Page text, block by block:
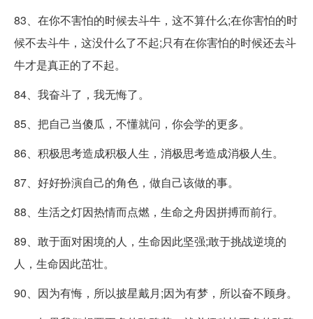
83、在你不害怕的时候去斗牛，这不算什么;在你害怕的时
候不去斗牛，这没什么了不起;只有在你害怕的时候还去斗
牛才是真正的了不起。
84、我奋斗了，我无悔了。
85、把自己当傻瓜，不懂就问，你会学的更多。
86、积极思考造成积极人生，消极思考造成消极人生。
87、好好扮演自己的角色，做自己该做的事。
88、生活之灯因热情而点燃，生命之舟因拼搏而前行。
89、敢于面对困境的人，生命因此坚强;敢于挑战逆境的
人，生命因此茁壮。
90、因为有悔，所以披星戴月;因为有梦，所以奋不顾身。